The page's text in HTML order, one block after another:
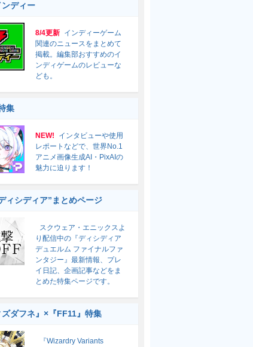
ンディー
8/4更新 インディーゲーム
関連のニュースをまとめて
掲載。編集部おすすめのイ
ンディゲームのレビューな
ども。
集
NEW!
インタビューや使用
レポートなどで、世界No.1
アニメ画像生成AI・PixAIの
魅力に迫ります！
ィシディア”まとめページ
スクウェア・エニックスよ
り配信中の『ディシディア
デュエルム ファイナルファ
ンタジー』最新情報、プレ
イ日記、企画記事などをま
とめた特集ページです。
ズダフネ』×『FF11』特集
『Wizardry Variants